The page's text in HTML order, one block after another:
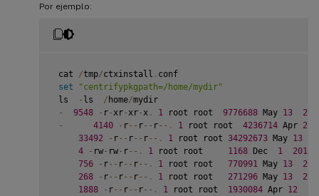
Por ejemplo:
cat /tmp/ctxinstall . conf
set
"centrifypkgpath=/home/mydir"
ls
- ls / home/mydir
-
9548 - r- xr- xr- x . 1 root root 9776688 May 13
-
4140 - r-- r-- r-- . 1 root root 4236714 Apr 21
33492
- r-- r-- r-- . 1 root root 34292673 May 13
4
- rw- rw- r-- . 1 root root 1168 Dec 1 2015
756
- r-- r-- r-- . 1 root root 770991 May 13
268
- r-- r-- r-- . 1 root root 271296 May 13
1888
- r-- r-- r-- . 1 root root 1930084 Apr 12